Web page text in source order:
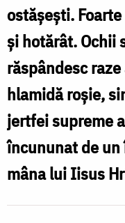
ostășești.
și hotărât. Ochii
răspândesc
hlamidă roșie,
jertfei supreme
încununat de
mâna lui Iisus